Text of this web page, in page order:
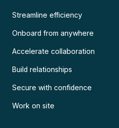
Streamline efficiency
Onboard from anywhere
Accelerate collaboration
Build relationships
Secure with confidence
Work on site